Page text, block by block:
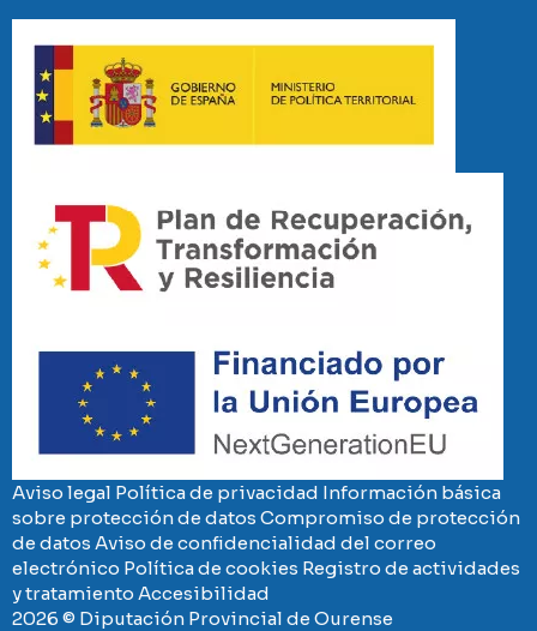
Aviso legal Política de privacidad Información básica
sobre protección de datos Compromiso de protección
de datos Aviso de confidencialidad del correo
electrónico Política de cookies Registro de actividades
y tratamiento Accesibilidad
2026 © Diputación Provincial de Ourense